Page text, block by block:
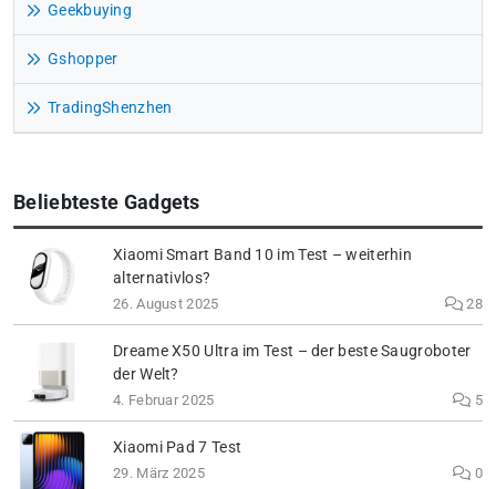
Geekbuying
Gshopper
TradingShenzhen
Beliebteste Gadgets
Xiaomi Smart Band 10 im Test – weiterhin
alternativlos?
26. August 2025 28
Dreame X50 Ultra im Test – der beste Saugroboter
der Welt?
4. Februar 2025 5
Xiaomi Pad 7 Test
29. März 2025 0